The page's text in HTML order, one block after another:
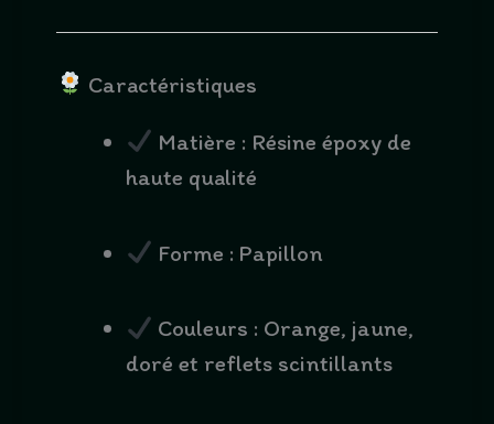
Caractéristiques
Matière : Résine époxy de
haute qualité
Forme : Papillon
Couleurs : Orange, jaune,
doré et reflets scintillants